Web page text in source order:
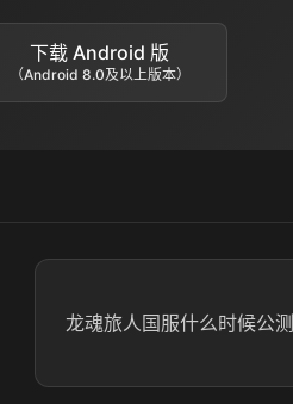
下载 Android 版
（Android 8.0及以上版本）
龙魂旅人国服什么时候公